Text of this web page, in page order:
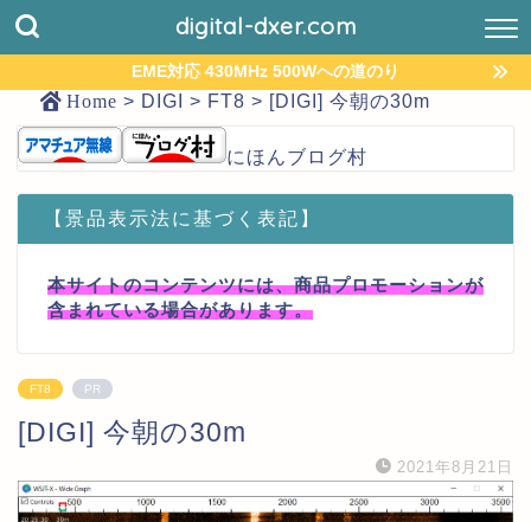
digital-dxer.com
EME対応 430MHz 500Wへの道のり
Home > DIGI > FT8 > [DIGI] 今朝の30m
にほんブログ村
【景品表示法に基づく表記】
本サイトのコンテンツには、商品プロモーションが
含まれている場合があります。
FT8 PR
[DIGI] 今朝の30m
2021年8月21日